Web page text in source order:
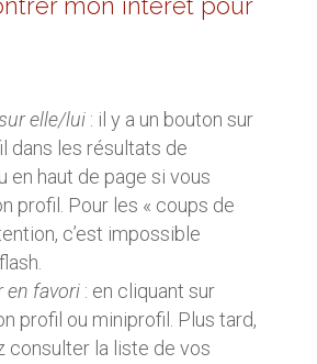
mon intérêt pour
elle/lui : il y a un bouton sur
dans les résultats de
en haut de page si vous
profil. Pour les « coups de
c’est impossible
en favori : en cliquant sur
profil ou miniprofil. Plus tard,
consulter la liste de vos